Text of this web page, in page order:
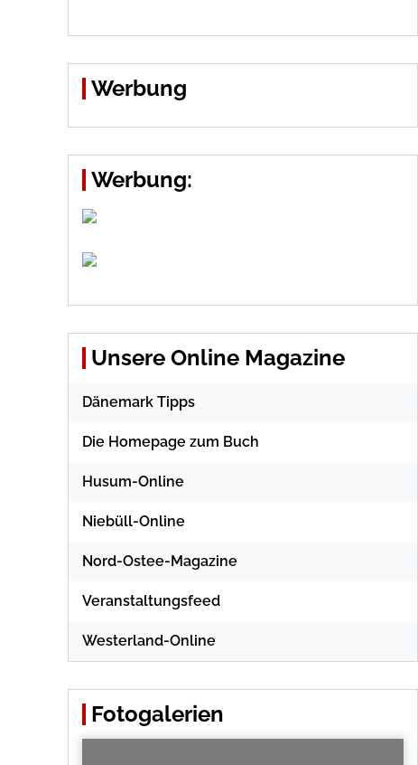
Werbung
Werbung:
Unsere Online Magazine
Dänemark Tipps
Die Homepage zum Buch
Husum-Online
Niebüll-Online
Nord-Ostee-Magazine
Veranstaltungsfeed
Westerland-Online
Fotogalerien